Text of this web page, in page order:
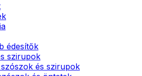
édesítők
szirupok
szószok és szirupok